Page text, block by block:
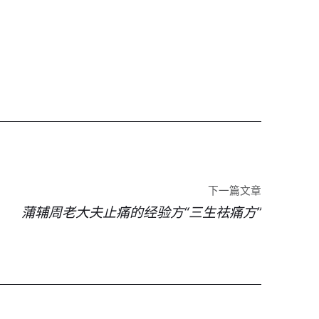
下一篇文章
蒲辅周老大夫止痛的经验方“三生祛痛方”